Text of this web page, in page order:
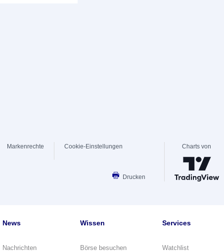
Markenrechte Cookie-Einstellungen
Drucken
Charts von
News
Nachrichten
Wissen
Börse besuchen
Services
Watchlist